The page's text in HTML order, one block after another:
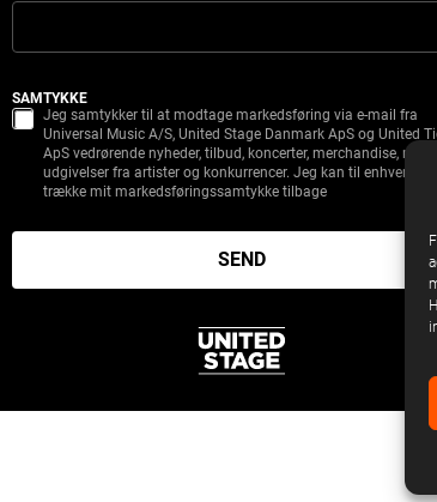
SAMTYKKE
Jeg samtykker til at modtage markedsføring via e-mail fra
Universal Music A/S, United Stage Danmark ApS og United
ApS vedrørende nyheder, tilbud, koncerter, merchandise, nye
udgivelser fra artister og konkurrencer. Jeg kan til enhver tid
trække mit markedsføringssamtykke tilbage
SEND